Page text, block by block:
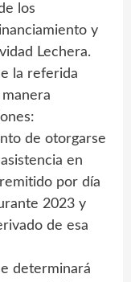
los
y
Lechera.
la referida
de otorgarse
en
por día
2023 y
de esa
determinará